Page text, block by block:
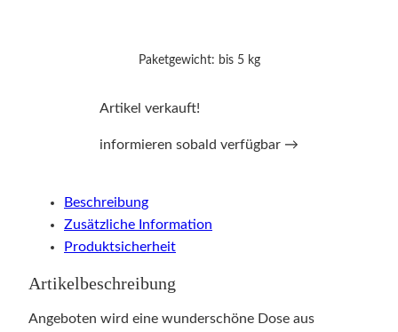
Paketgewicht: bis 5 kg
Artikel verkauft!
informieren sobald verfügbar →
Beschreibung
Zusätzliche Information
Produktsicherheit
Artikelbeschreibung
Angeboten wird eine wunderschöne Dose aus